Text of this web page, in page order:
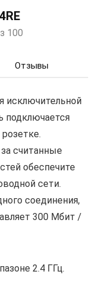
100
Отзывы
исключительной
подключается
считанные
обеспечите
сети.
соединения,
300 Мбит /
2.4 ГГц.